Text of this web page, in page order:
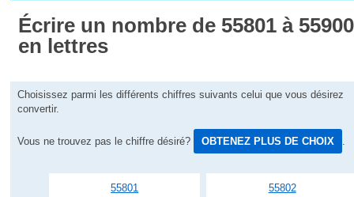
Écrire un nombre de 55801 à 55900
en lettres
Choisissez parmi les différents chiffres suivants celui que vous désirez
convertir.
Vous ne trouvez pas le chiffre désiré? OBTENEZ PLUS DE CHOIX
55801 55802